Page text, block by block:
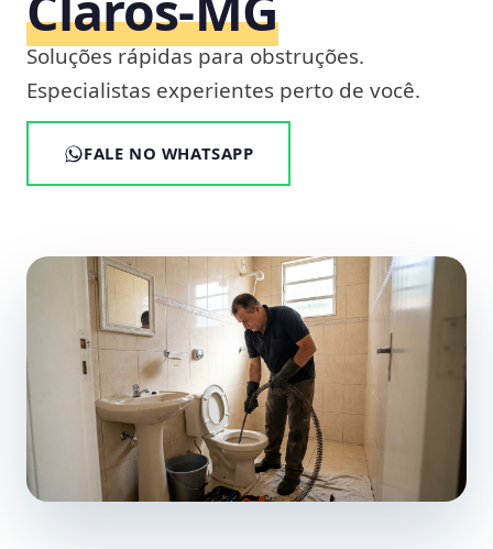
Soluções rápidas para obstruções.
Especialistas experientes perto de você.
FALE NO WHATSAPP